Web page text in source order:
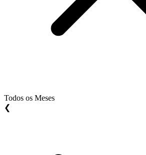
Todos os Meses
❮